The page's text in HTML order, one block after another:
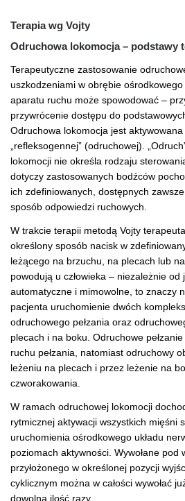
Terapia wg Vojty
Odruchowa lokomocja – podstawy
Terapeutyczne zastosowanie
uszkodzeniami w obrębie ośrodkowego
aparatu ruchu może spowodować –
przywrócenie dostępu do
Odruchowa lokomocja jest
„refleksogennej” (odruchowej).
lokomocji nie określa rodzaju
dotyczy zastosowanych bodźców
ich zdefiniowanych, dostępnych
sposób odpowiedzi ruchowych.
W trakcie terapii metodą Vojty
określony sposób nacisk w
leżącego na brzuchu, na plecach lub
powodują u człowieka – niezależnie od
automatyczne i mimowolne, to znaczy
pacjenta uruchomienie dwóch
odruchowego pełzania oraz
plecach i na boku. Odruchowe
ruchu pełzania, natomiast odruchowy
leżeniu na plecach i przez leżenie na
czworakowania.
W ramach odruchowej lokomocji
rytmicznej aktywacji wszystkich mięśni
uruchomienia ośrodkowego układu
poziomach aktywności. Wywołane pod
przyłożonego w określonej pozycji
cyklicznym można w całości wywołać
dowolną ilość razy.